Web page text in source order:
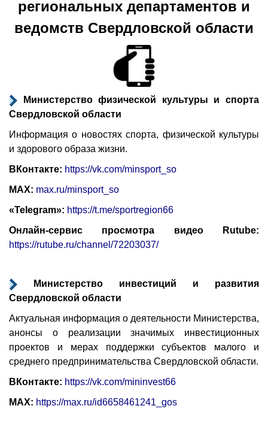
региональных департаментов и
ведомств Свердловской области
Министерство физической культуры и спорта
Свердловской области
Информация о новостях спорта, физической культуры
и здорового образа жизни.
ВКонтакте: https://vk.com/minsport_so
MAX: max.ru/minsport_so
«Telegram»: https://t.me/sportregion66
Онлайн-сервис просмотра видео Rutube:
https://rutube.ru/channel/72203037/
Министерство инвестиций и развития
Свердловской области
Актуальная информация о деятельности Министерства,
анонсы о реализации значимых инвестиционных
проектов и мерах поддержки субъектов малого и
среднего предпринимательства Свердловской области.
ВКонтакте: https://vk.com/mininvest66
MAX: https://max.ru/id6658461241_gos